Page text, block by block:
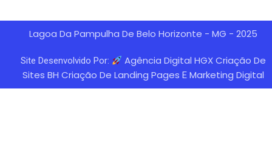
Lagoa Da Pampulha De Belo Horizonte - MG - 2025
Site Desenvolvido Por:
Agência Digital HGX Criação De
Sites BH Criação De Landing Pages E Marketing Digital